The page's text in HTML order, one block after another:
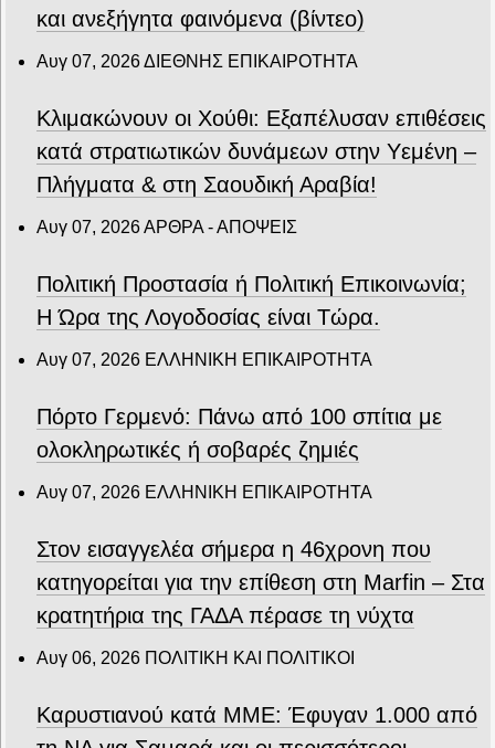
και ανεξήγητα φαινόμενα (βίντεο)
Αυγ 07, 2026ΔΙΕΘΝΗΣ ΕΠΙΚΑΙΡΟΤΗΤΑ
Κλιμακώνουν οι Χούθι: Eξαπέλυσαν επιθέσεις
κατά στρατιωτικών δυνάμεων στην Υεμένη –
Πλήγματα & στη Σαουδική Αραβία!
Αυγ 07, 2026ΑΡΘΡΑ - ΑΠΟΨΕΙΣ
Πολιτική Προστασία ή Πολιτική Επικοινωνία;
Η Ώρα της Λογοδοσίας είναι Τώρα.
Αυγ 07, 2026 ΕΛΛΗΝΙΚΗ ΕΠΙΚΑΙΡΟΤΗΤΑ
Πόρτο Γερμενό: Πάνω από 100 σπίτια με
ολοκληρωτικές ή σοβαρές ζημιές
Αυγ 07, 2026 ΕΛΛΗΝΙΚΗ ΕΠΙΚΑΙΡΟΤΗΤΑ
Στον εισαγγελέα σήμερα η 46χρονη που
κατηγορείται για την επίθεση στη Marfin – Στα
κρατητήρια της ΓΑΔΑ πέρασε τη νύχτα
Αυγ 06, 2026 ΠΟΛΙΤΙΚΗ ΚΑΙ ΠΟΛΙΤΙΚΟΙ
Καρυστιανού κατά ΜΜΕ: Έφυγαν 1.000 από